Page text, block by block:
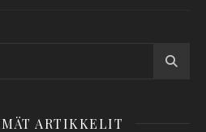
ARTIKKELIT